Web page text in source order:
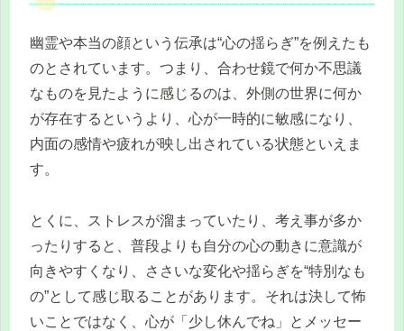
幽霊や本当の顔という伝承は“心の揺らぎ”を例えたも
のとされています。つまり、合わせ鏡で何か不思議
なものを見たように感じるのは、外側の世界に何か
が存在するというより、心が一時的に敏感になり、
内面の感情や疲れが映し出されている状態といえま
す。
とくに、ストレスが溜まっていたり、考え事が多か
ったりすると、普段よりも自分の心の動きに意識が
向きやすくなり、ささいな変化や揺らぎを“特別なも
の”として感じ取ることがあります。それは決して怖
いことではなく、心が「少し休んでね」とメッセー